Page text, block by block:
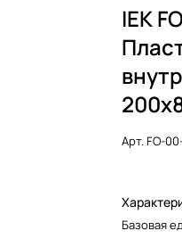
IEK
Арт.FO-
Базовая